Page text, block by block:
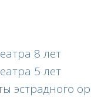
8 лет
5 лет